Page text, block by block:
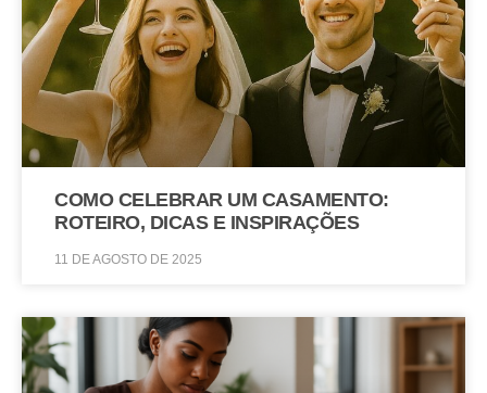
COMO CELEBRAR UM CASAMENTO:
ROTEIRO, DICAS E INSPIRAÇÕES
11 DE AGOSTO DE 2025